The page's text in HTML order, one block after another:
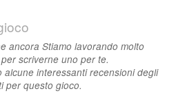
ancora Stiamo lavorando molto
scriverne uno per te.
alcune interessanti recensioni degli
per questo gioco.